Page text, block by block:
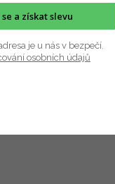
jak 450 let. Kelímky
i samotné
rychle (až 60 cm za
pojidlo - pryskyřici,
pro přírodu
a získat slevu
je u nás v bezpečí.
osobních údajů